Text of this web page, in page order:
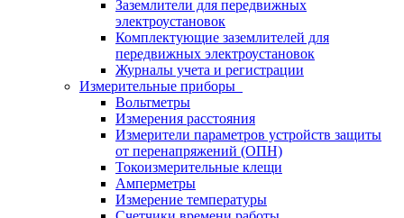
Заземлители для передвижных
электроустановок
Комплектующие заземлителей для
передвижных электроустановок
Журналы учета и регистрации
Измерительные приборы
Вольтметры
Измерения расстояния
Измерители параметров устройств защиты
от перенапряжений (ОПН)
Токоизмерительные клещи
Амперметры
Измерение температуры